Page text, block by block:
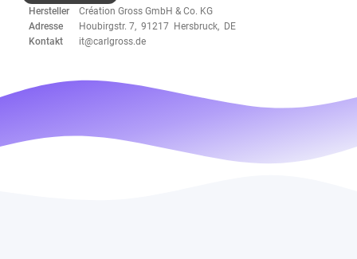
Hersteller
Création Gross GmbH & Co. KG
Adresse
Houbirgstr. 7, 91217 Hersbruck, DE
Kontakt
it@carlgross.de